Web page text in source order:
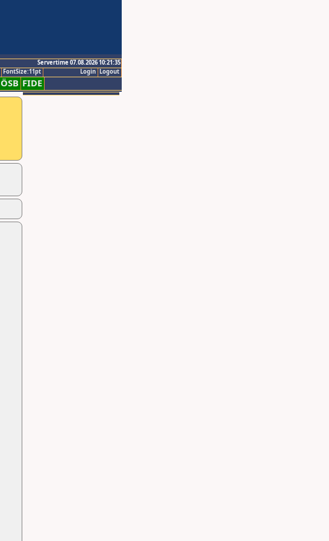
Servertime 07.08.2026 10:21:35
Logout
Login
FontSize:11pt
ÖSB FIDE